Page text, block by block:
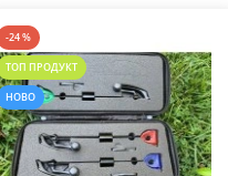
-24 %
ТОП ПРОДУКТ
НОВО